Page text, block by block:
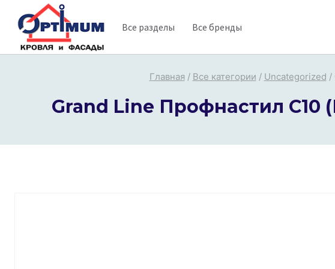
содержимому
Все разделы Все бренды
Главная / Все категории / Uncategorized /
Grand Line Профнастил С10